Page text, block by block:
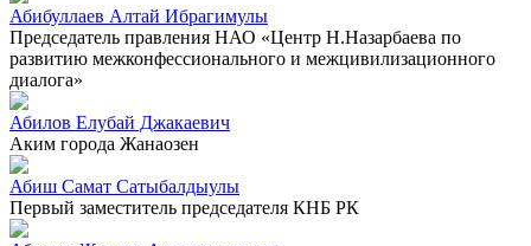
Абибуллаев Алтай Ибрагимулы
Председатель правления НАО «Центр Н.Назарбаева по
развитию межконфессионального и межцивилизационного
диалога»
Абилов Елубай Джакаевич
Аким города Жанаозен
Абиш Самат Сатыбалдыулы
Первый заместитель председателя КНБ РК